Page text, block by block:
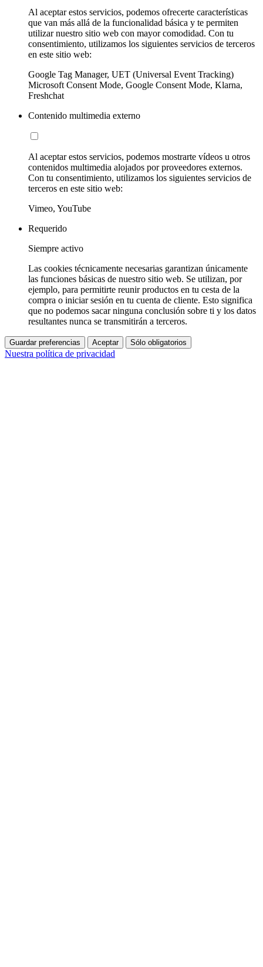
Al aceptar estos servicios, podemos ofrecerte características
que van más allá de la funcionalidad básica y te permiten
utilizar nuestro sitio web con mayor comodidad. Con tu
consentimiento, utilizamos los siguientes servicios de terceros
en este sitio web:
Google Tag Manager, UET (Universal Event Tracking)
Microsoft Consent Mode, Google Consent Mode, Klarna,
Freshchat
Contenido multimedia externo
Al aceptar estos servicios, podemos mostrarte vídeos u otros
contenidos multimedia alojados por proveedores externos.
Con tu consentimiento, utilizamos los siguientes servicios de
terceros en este sitio web:
Vimeo, YouTube
Requerido
Siempre activo
Las cookies técnicamente necesarias garantizan únicamente
las funciones básicas de nuestro sitio web. Se utilizan, por
ejemplo, para permitirte reunir productos en tu cesta de la
compra o iniciar sesión en tu cuenta de cliente. Esto significa
que no podemos sacar ninguna conclusión sobre ti y los datos
resultantes nunca se transmitirán a terceros.
Guardar preferencias Aceptar Sólo obligatorios
Nuestra política de privacidad